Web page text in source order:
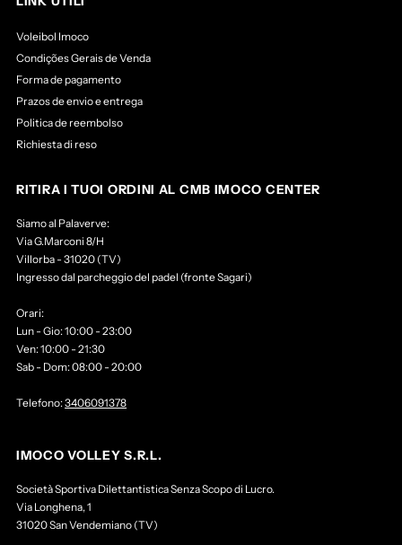
Voleibol Imoco
Condições Gerais de Venda
Forma de pagamento
Prazos de envio e entrega
Politica de reembolso
Richiesta di reso
RITIRA I TUOI ORDINI AL CMB IMOCO CENTER
Siamo al Palaverve:
Via G.Marconi 8/H
Villorba - 31020 (TV)
Ingresso dal parcheggio del padel (fronte Sagari)
Orari:
Lun - Gio: 10:00 - 23:00
Ven: 10:00 - 21:30
Sab - Dom: 08:00 - 20:00
Telefono:3406091378
IMOCO VOLLEY S.R.L.
Società Sportiva Dilettantistica Senza Scopo di Lucro.
Via Longhena, 1
31020 San Vendemiano (TV)